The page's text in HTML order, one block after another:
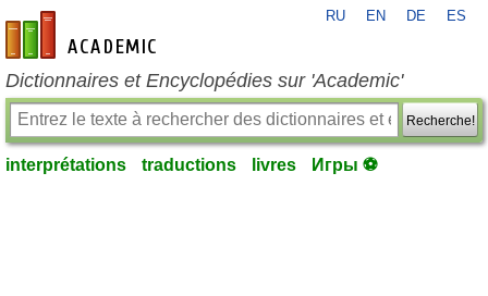
fr-academic.com
RU EN DE ES
Dictionnaires et Encyclopédies sur 'Academic'
Recherche!
interprétations traductions livres Игры ⚽